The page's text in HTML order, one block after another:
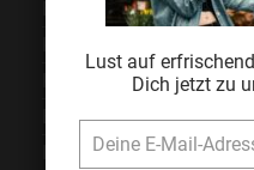
Lust auf
Dich jetzt zu
Bonuscard
Expansion
Impressum